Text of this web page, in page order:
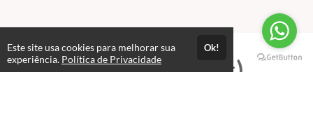
Professores(as)
Este site usa cookies para melhorar sua
experiência. Política de Privacidade
Ok!